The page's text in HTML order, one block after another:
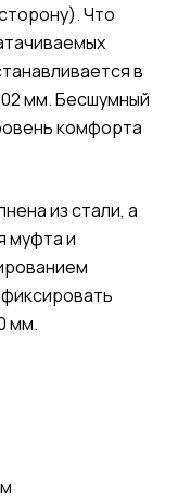
Что
в
мм. Бесшумный
комфорта
из стали, а
муфта и
мм.